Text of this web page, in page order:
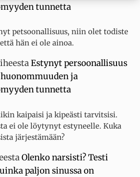
tunnetta
petsoonallisuus, niin olet todiste
hän ei ole ainoa.
Estynyt persoonallisuus
ja
tunnetta
kaipaisi ja kipeästi tarvitsisi.
ei ole löytynyt estyneelle. Kuka
järjestämään?
Olenko narsisti? Testi
paljon sinussa on